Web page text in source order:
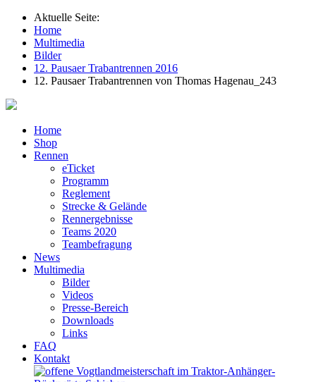
Aktuelle Seite:
Home
Multimedia
Bilder
12. Pausaer Trabantrennen 2016
12. Pausaer Trabantrennen von Thomas Hagenau_243
Home
Shop
Rennen
eTicket
Programm
Reglement
Strecke & Gelände
Rennergebnisse
Teams 2020
Teambefragung
News
Multimedia
Bilder
Videos
Presse-Bereich
Downloads
Links
FAQ
Kontakt